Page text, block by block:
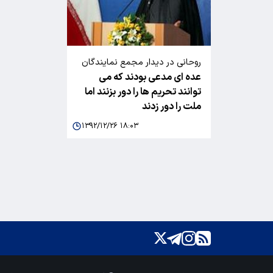
روحانی در دیدار مجمع نمایندگان
استان یزد:
عده ای مدعی بودند که می
توانند تحریم ها را دور بزنند اما
ملت را دور زدند
۱۳۹۲/۱۲/۲۶ ۱۸:۰۳